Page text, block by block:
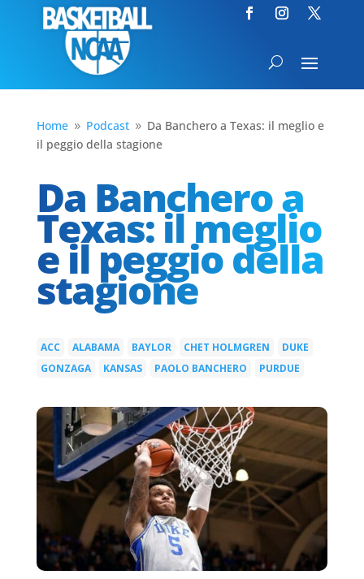
Home 9 Podcast 9 Da Banchero a Texas: il meglio e
il peggio della stagione
Da Banchero a
Texas: il meglio
e il peggio della
stagione
ACC ALABAMA BAYLOR CHET HOLMGREN DUKE
GONZAGA KANSAS PAOLO BANCHERO PURDUE